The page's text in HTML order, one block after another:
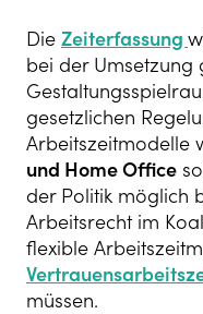
Die Zeiterfassung
bei der Umsetzung
gesetzlichen
Arbeitszeitmodelle
und Home Office
der Politik möglich
Arbeitsrecht im
flexible
müssen.